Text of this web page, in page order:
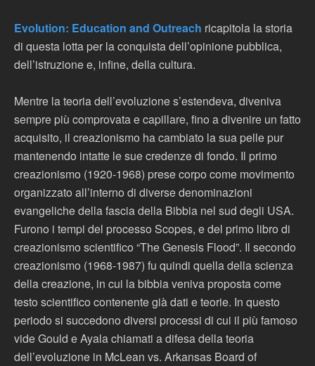
Evolution: Education and Outreach ricapitola la storia
di questa lotta per la conquista dell’opinione pubblica,
dell’istruzione e, infine, della cultura.
Mentre la teoria dell’evoluzione s’estendeva, diveniva
sempre più comprovata e capillare, fino a divenire un fatto
acquisito, il creazionismo ha cambiato la sua pelle pur
mantenendo intatte le sue credenze di fondo. Il primo
creazionismo (1920-1968) prese corpo come movimento
organizzato all’interno di diverse denominazioni
evangeliche della fascia della Bibbia nel sud degli USA.
Furono i tempi del processo Scopes, e del primo libro di
creazionismo scientifico “The Genesis Flood”. Il secondo
creazionismo (1968-1987) fu quindi quella della scienza
della creazione, in cui la bibbia veniva proposta come
testo scientifico contenente già dati e teorie. In questo
periodo si succedono diversi processi di cui il più famoso
vide Gould e Ayala chiamati a difesa della teoria
dell’evoluzione in McLean vs. Arkansas Board of